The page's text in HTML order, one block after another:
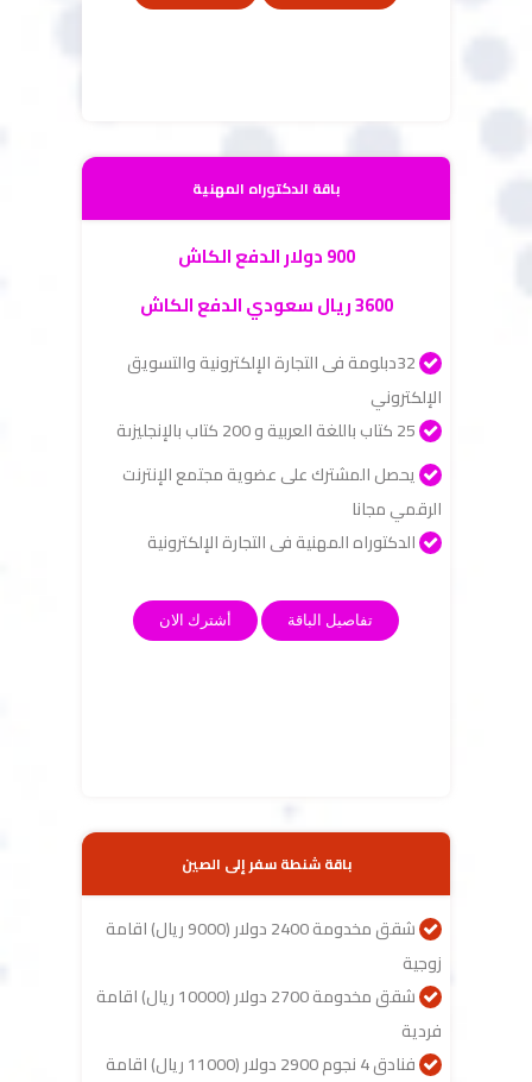
باقة الدكتوراه المهنية
900 دولار الدفع الكاش
3600 ريال سعودي الدفع الكاش
32دبلومة فى التجارة الإلكترونية والتسويق
الإلكتروني
25 كتاب باللغة العربية و 200 كتاب بالإنجليزىة
يحصل المشترك على عضوية مجتمع الإنترنت
الرقمي مجانا
الدكتوراه المهنية فى التجارة الإلكترونية
تفاصيل الباقة أشترك الان
باقة شنطة سفر إلى الصين
شقق مخدومة 2400 دولار (9000 ريال) اقامة
زوجية
شقق مخدومة 2700 دولار (10000 ريال) اقامة
فردية
فنادق 4 نجوم 2900 دولار (11000 ريال) اقامة